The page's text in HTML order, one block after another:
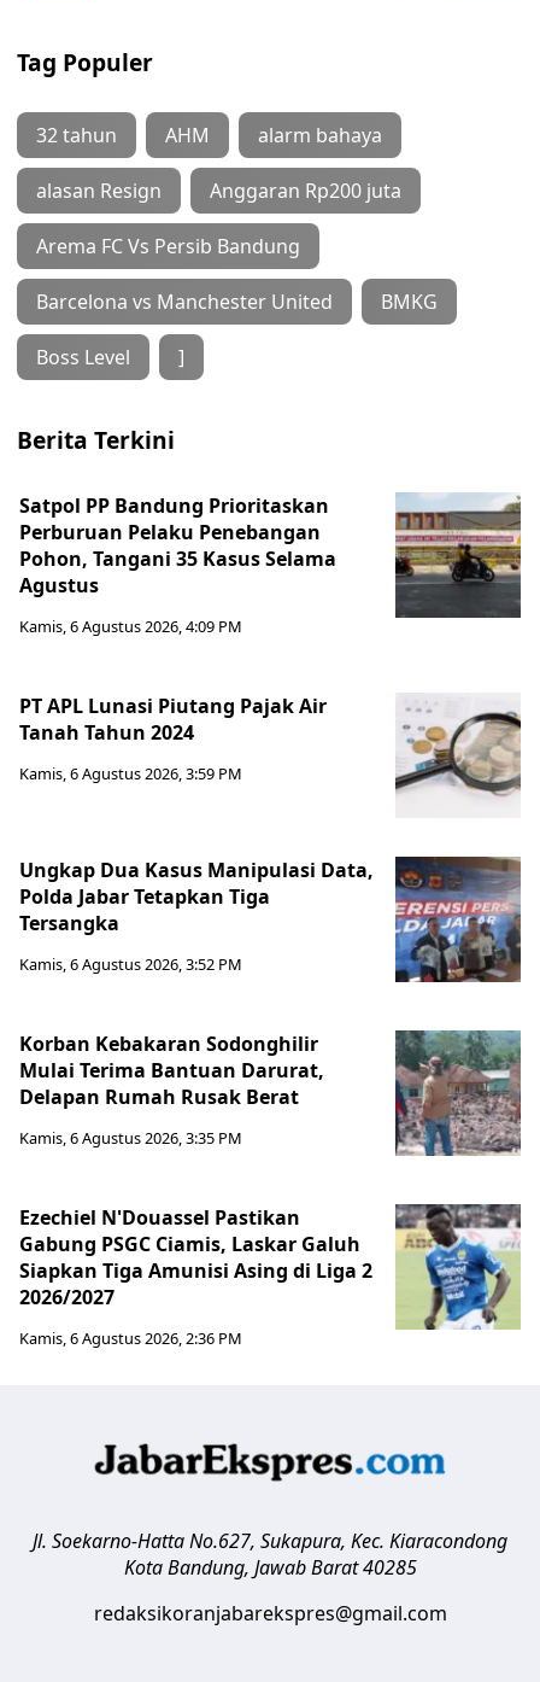
Tag Populer
32 tahun AHM alarm bahaya
alasan Resign Anggaran Rp200 juta
Arema FC Vs Persib Bandung
Barcelona vs Manchester United BMKG
Boss Level ]
Berita Terkini
Satpol PP Bandung Prioritaskan
Perburuan Pelaku Penebangan
Pohon, Tangani 35 Kasus Selama
Agustus
Kamis, 6 Agustus 2026, 4:09 PM
PT APL Lunasi Piutang Pajak Air
Tanah Tahun 2024
Kamis, 6 Agustus 2026, 3:59 PM
Ungkap Dua Kasus Manipulasi Data,
Polda Jabar Tetapkan Tiga
Tersangka
Kamis, 6 Agustus 2026, 3:52 PM
Korban Kebakaran Sodonghilir
Mulai Terima Bantuan Darurat,
Delapan Rumah Rusak Berat
Kamis, 6 Agustus 2026, 3:35 PM
Ezechiel N'Douassel Pastikan
Gabung PSGC Ciamis, Laskar Galuh
Siapkan Tiga Amunisi Asing di Liga 2
2026/2027
Kamis, 6 Agustus 2026, 2:36 PM
Jl. Soekarno-Hatta No.627, Sukapura, Kec. Kiaracondong
Kota Bandung, Jawab Barat 40285
redaksikoranjabarekspres@gmail.com